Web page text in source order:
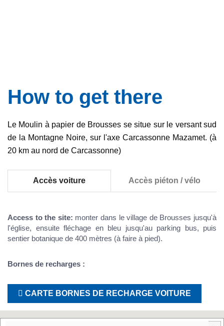
How to get there
Le Moulin à papier de Brousses se situe sur le versant sud
de la Montagne Noire, sur l'axe Carcassonne Mazamet. (à
20 km au nord de Carcassonne)
Accès voiture Accès piéton / vélo
Access to the site: monter dans le village de Brousses jusqu'à
l'église, ensuite fléchage en bleu jusqu'au parking bus, puis
sentier botanique de 400 mètres (à faire à pied).
Bornes de recharges :
CARTE BORNES DE RECHARGE VOITURE